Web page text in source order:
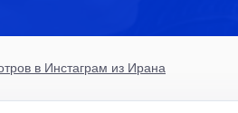
в Инстаграм из Ирана